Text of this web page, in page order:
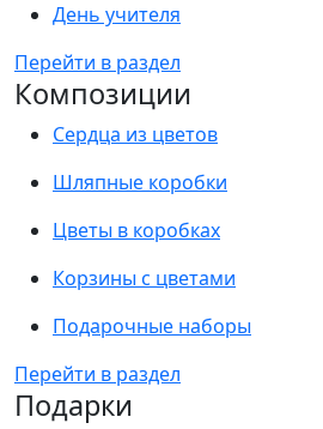
День учителя
Перейти в раздел
Композиции
Сердца из цветов
Шляпные коробки
Цветы в коробках
Корзины с цветами
Подарочные наборы
Перейти в раздел
Подарки